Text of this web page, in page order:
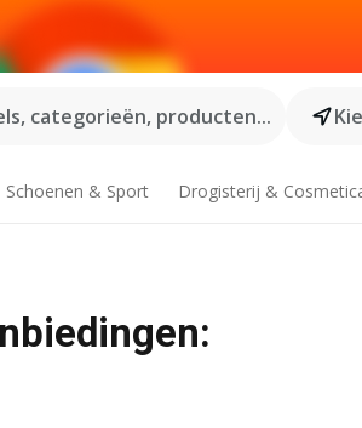
categorieën, producten...
Schoenen & Sport Drogisterij &